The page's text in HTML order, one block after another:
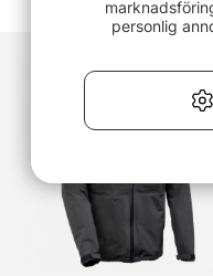
personlig